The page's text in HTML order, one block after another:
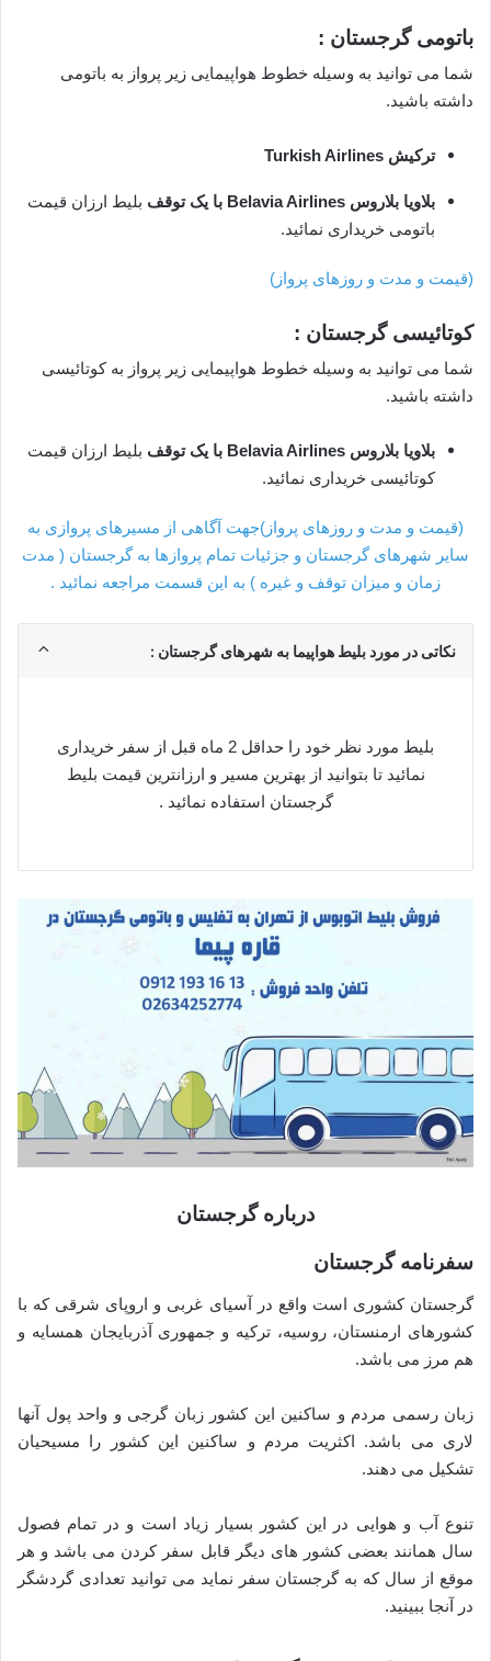
باتومی گرجستان :
شما می توانید به وسیله خطوط هواپیمایی زیر پرواز به باتومی
داشته باشید.
ترکیش Turkish Airlines
بلاویا بلاروس Belavia Airlines با یک توقف بلیط ارزان قیمت
باتومی خریداری نمائید.
(قیمت و مدت و روزهای پرواز)
کوتائیسی گرجستان :
شما می توانید به وسیله خطوط هواپیمایی زیر پرواز به کوتائیسی
داشته باشید.
بلاویا بلاروس Belavia Airlines با یک توقف بلیط ارزان قیمت
کوتائیسی خریداری نمائید.
(قیمت و مدت و روزهای پرواز)جهت آگاهی از مسیرهای پروازی به
سایر شهرهای گرجستان و جزئیات تمام پروازها به گرجستان ( مدت
زمان و میزان توقف و غیره ) به این قسمت مراجعه نمائید .
نکاتی در مورد بلیط هواپیما به شهرهای گرجستان :
بلیط مورد نظر خود را حداقل 2 ماه قبل از سفر خریداری
نمائید تا بتوانید از بهترین مسیر و ارزانترین قیمت بلیط
گرجستان استفاده نمائید .
درباره گرجستان
سفرنامه گرجستان
گرجستان کشوری است واقع در آسیای غربی و اروپای شرقی که با
کشورهای ارمنستان، روسیه، ترکیه و جمهوری آذربایجان همسایه و
هم مرز می باشد.
زبان رسمی مردم و ساکنین این کشور زبان گرجی و واحد پول آنها
لاری می باشد. اکثریت مردم و ساکنین این کشور را مسیحیان
تشکیل می دهند.
تنوع آب و هوایی در این کشور بسیار زیاد است و در تمام فصول
سال همانند بعضی کشور های دیگر قابل سفر کردن می باشد و هر
موقع از سال که به گرجستان سفر نماید می توانید تعدادی گردشگر
در آنجا ببینید.